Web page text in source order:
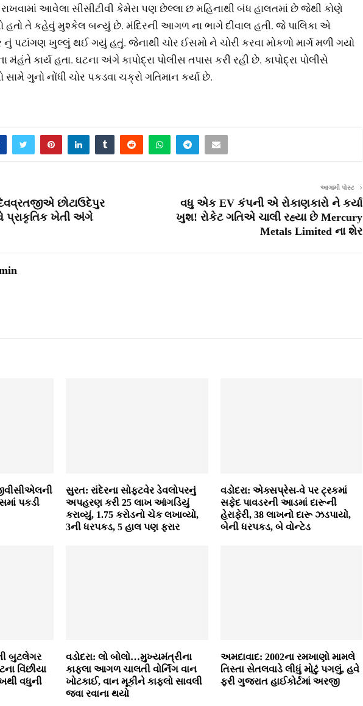
આવેલા સીસીટીવી કેમેરા પણ છેલ્લા છ મહિનાથી બંધ હાલતમાં છે જેથી કોણે
તે કહેવું મુશ્કેલ બન્યું છે. મંદિરની આગળ ના ભાગે દીવાલ હતી. જે પાલિકા એ
નું પટાંગણ ખુલ્લું થઈ ગયું હતું. જેનાથી ચોર ઈસમો ને ચોરી કરવા મોકળો માર્ગ મળી ગયો
મંહંતે કાર્ય હતા. ઘટના અંગે કાપોદ્રા પોલીસ તપાસ કરી રહી છે. કાપોદ્રા પોલીસે
ગુનો નોંધી ચોર પકડવા ચક્રો ગતિમાન કર્યા છે.
છોટાઉદેપુર
પ્રાકૃતિક ખેતી અંગે
આગામી પોસ્ટ
વધુ એક EV કંપની એ રોકાણકારો ને કર્યા
ખુશ! રોકેટ ગતિએ ચાલી રહ્યા છે Mercury
Metals Limited ના શેર
પકડી
સુરત: રાંદેરના સોફ્ટવેર ડેવલોપરનું
અપહરણ કરી 25 લાખ આંગડિયું
કરાવ્યું, 1.75 કરોડનો ચેક લખાવ્યો,
3ની ધરપકડ, 5 હાલ પણ ફરાર
વડોદરા: એક્સપ્રેસ-વે પર ટ્રકમાં
સફેદ પાવડરની આડમાં દારૂની
હેરાફેરી, 38 લાખનો દારૂ ઝડપાયો,
બેની ધરપકડ, બે વોન્ટેડ
બુટલેગર
વિંછીયા
વધુની
વડોદરા: લો બોલો…મુખ્યમંત્રીના
કાફલા આગળ ચાલતી વોર્નિંગ વાન
ખોટકાઈ, વાન મૂકીને કાફલો સાવલી
જવા રવાના થયો
અમદાવાદ: 2002ના રમખાણો મામલે
તિસ્તા સેતલવાડે લીધું મોટું પગલું, હવે
ફરી ગુજરાત હાઈકોર્ટમાં અરજી